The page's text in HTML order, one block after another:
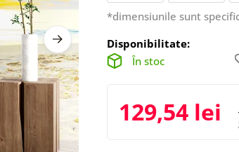
*dimensiunile sunt
Disponibilitate:
În stoc
129,54 lei